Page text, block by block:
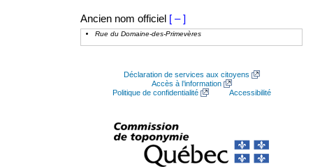
Ancien nom officiel [ – ]
Rue du Domaine-des-Primevères
Déclaration de services aux citoyens
Accès à l’information
Politique de confidentialité
Accessibilité